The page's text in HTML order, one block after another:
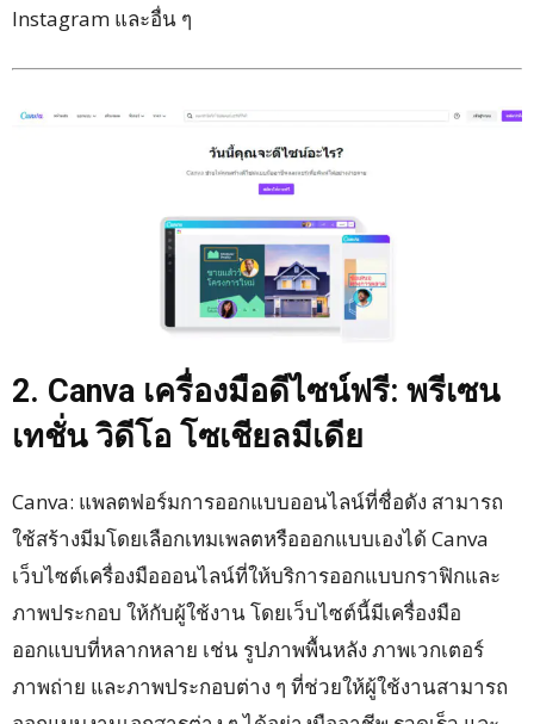
Instagram และอื่น ๆ
2. Canva เครื่องมือดีไซน์ฟรี: พรีเซน
เทชั่น วิดีโอ โซเชียลมีเดีย
Canva: แพลตฟอร์มการออกแบบออนไลน์ที่ชื่อดัง สามารถ
ใช้สร้างมีมโดยเลือกเทมเพลตหรือออกแบบเองได้ Canva
เว็บไซต์เครื่องมือออนไลน์ที่ให้บริการออกแบบกราฟิกและ
ภาพประกอบ ให้กับผู้ใช้งาน โดยเว็บไซต์นี้มีเครื่องมือ
ออกแบบที่หลากหลาย เช่น รูปภาพพื้นหลัง ภาพเวกเตอร์
ภาพถ่าย และภาพประกอบต่าง ๆ ที่ช่วยให้ผู้ใช้งานสามารถ